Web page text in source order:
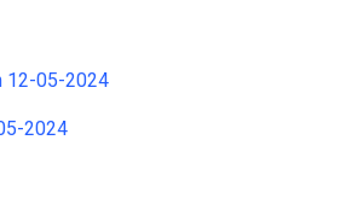
12-05-2024
2024